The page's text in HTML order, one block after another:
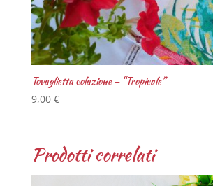
Tovaglietta colazione – “Tropicale”
9,00 €
Prodotti correlati